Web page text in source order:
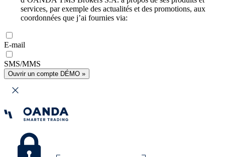
services, par exemple des actualités et des promotions, aux
coordonnées que j’ai fournies via:
E-mail
SMS/MMS
Ouvrir un compte DÉMO »